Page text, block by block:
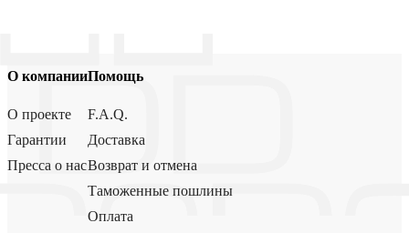
О компании
О проекте
Гарантии
Пресса о нас
Помощь
F.A.Q.
Доставка
Возврат и отмена
Таможенные пошлины
Оплата